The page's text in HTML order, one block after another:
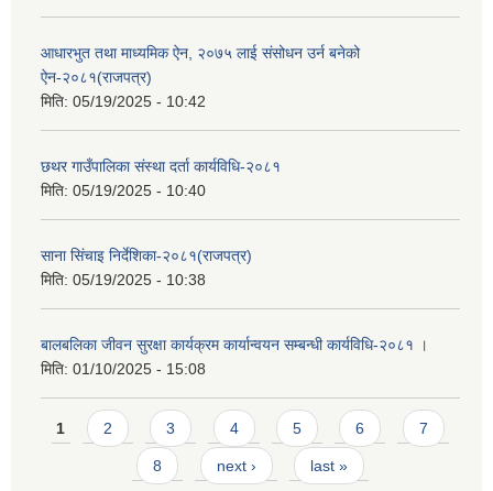
आधारभुत तथा माध्यमिक ऐन, २०७५ लाई संसोधन उर्न बनेको
ऐन-२०८१(राजपत्र)
मिति: 05/19/2025 - 10:42
छथर गाउँपालिका संस्था दर्ता कार्यविधि-२०८१
मिति: 05/19/2025 - 10:40
साना सिंचाइ निर्देशिका-२०८१(राजपत्र)
मिति: 05/19/2025 - 10:38
बालबलिका जीवन सुरक्षा कार्यक्रम कार्यान्वयन सम्बन्धी कार्यविधि-२०८१ ।
मिति: 01/10/2025 - 15:08
Pages
1 2 3 4 5 6 7
8 next › last »